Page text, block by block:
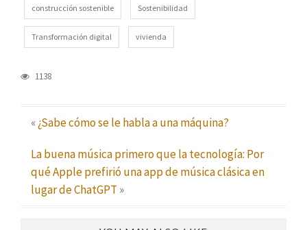
construcción sostenible Sostenibilidad
Transformación digital vivienda
1138
«¿Sabe cómo se le habla a una máquina?
La buena música primero que la tecnología: Por
qué Apple prefirió una app de música clásica en
lugar de ChatGPT »